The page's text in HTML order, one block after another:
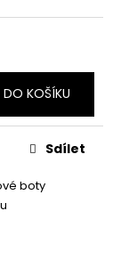
DO KOŠÍKU
boty
Sdílet